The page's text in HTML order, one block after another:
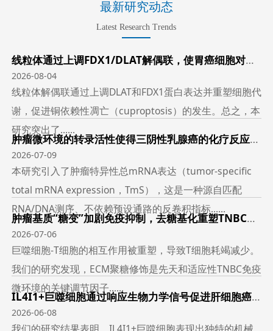
最新研究动态
Latest Research Trends
线粒体通过上调FDX1/DLAT解偶联，使胃癌细胞对伊利司莫诱导的铜蛋白氧化更敏感
2026-08-04
线粒体解偶联通过上调DLAT和FDX1蛋白表达并重塑细胞代
谢，促进铜依赖性凋亡（cuproptosis）的发生。总之，本
研究突出了......
肿瘤微环境的转录活性使得三阴性乳腺癌的化疗反应实现稳健分层
2026-07-09
本研究引入了肿瘤特异性总mRNA表达（tumor-specific
total mRNA expression，TmS），这是一种源自匹配
RNA/DNA测序、不依赖预设通路的反卷积指标......
肿瘤基质“糖变”加剧免疫抑制，去糖基化重塑TNBC微环境
2026-07-06
巨噬细胞-T细胞的相互作用被重塑，导致T细胞耗竭减少。
我们的研究发现，ECM聚糖修饰是先天和适应性TNBC免疫
微环境的关键调节因子......
IL4I1+巨噬细胞通过响应生物力学信号促进肝细胞癌的进展
2026-06-08